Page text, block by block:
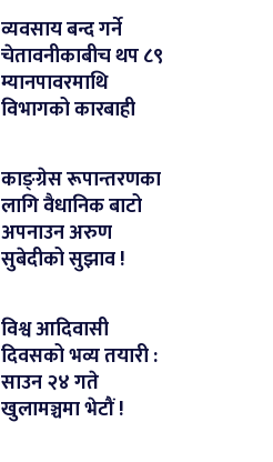
व्यवसाय बन्द गर्ने
चेतावनीकाबीच थप ८९
म्यानपावरमाथि
विभागको कारबाही
काङ्ग्रेस रूपान्तरणका
लागि वैधानिक बाटो
अपनाउन अरुण
सुबेदीको सुझाव !
विश्व आदिवासी
दिवसको भव्य तयारी :
साउन २४ गते
खुलामञ्चमा भेटौं !